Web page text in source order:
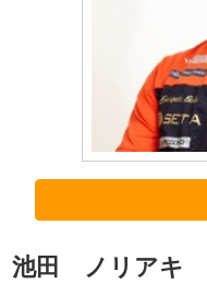
池田 ノリアキ